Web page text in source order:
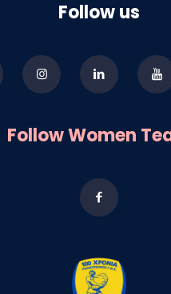
Follow us
Follow Women